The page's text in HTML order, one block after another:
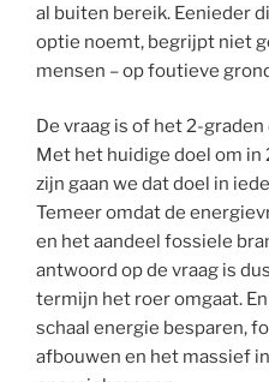
al buiten bereik. Eenieder
optie noemt, begrijpt niet
mensen – op foutieve
De vraag is of het 2-
Met het huidige doel om
zijn gaan we dat doel in
Temeer omdat de
en het aandeel fossiele
antwoord op de vraag is
termijn het roer omgaat.
schaal energie besparen,
afbouwen en het massief